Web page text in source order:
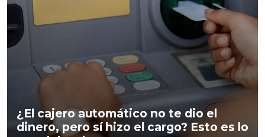
¿El cajero automático no te dio el
dinero, pero sí hizo el cargo? Esto es lo